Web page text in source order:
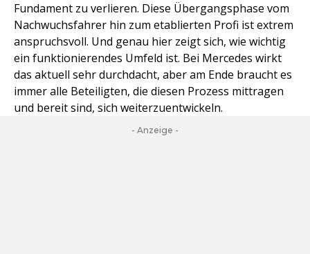
Fundament zu verlieren. Diese Übergangsphase vom
Nachwuchsfahrer hin zum etablierten Profi ist extrem
anspruchsvoll. Und genau hier zeigt sich, wie wichtig
ein funktionierendes Umfeld ist. Bei Mercedes wirkt
das aktuell sehr durchdacht, aber am Ende braucht es
immer alle Beteiligten, die diesen Prozess mittragen
und bereit sind, sich weiterzuentwickeln.
- Anzeige -